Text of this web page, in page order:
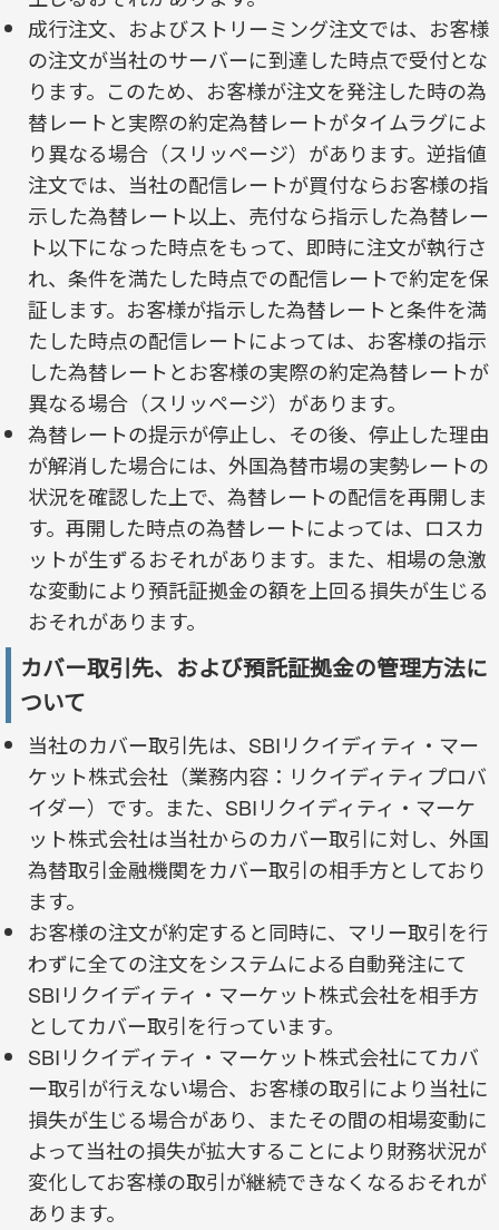
成行注文、およびストリーミング注文では、お客様
の注文が当社のサーバーに到達した時点で受付とな
ります。このため、お客様が注文を発注した時の為
替レートと実際の約定為替レートがタイムラグによ
り異なる場合（スリッページ）があります。逆指値
注文では、当社の配信レートが買付ならお客様の指
示した為替レート以上、売付なら指示した為替レー
ト以下になった時点をもって、即時に注文が執行さ
れ、条件を満たした時点での配信レートで約定を保
証します。お客様が指示した為替レートと条件を満
たした時点の配信レートによっては、お客様の指示
した為替レートとお客様の実際の約定為替レートが
異なる場合（スリッページ）があります。
為替レートの提示が停止し、その後、停止した理由
が解消した場合には、外国為替市場の実勢レートの
状況を確認した上で、為替レートの配信を再開しま
す。再開した時点の為替レートによっては、ロスカ
ットが生ずるおそれがあります。また、相場の急激
な変動により預託証拠金の額を上回る損失が生じる
おそれがあります。
カバー取引先、および預託証拠金の管理方法に
ついて
当社のカバー取引先は、SBIリクイディティ・マー
ケット株式会社（業務内容：リクイディティプロバ
イダー）です。また、SBIリクイディティ・マーケ
ット株式会社は当社からのカバー取引に対し、外国
為替取引金融機関をカバー取引の相手方としており
ます。
お客様の注文が約定すると同時に、マリー取引を行
わずに全ての注文をシステムによる自動発注にて
SBIリクイディティ・マーケット株式会社を相手方
としてカバー取引を行っています。
SBIリクイディティ・マーケット株式会社にてカバ
ー取引が行えない場合、お客様の取引により当社に
損失が生じる場合があり、またその間の相場変動に
よって当社の損失が拡大することにより財務状況が
変化してお客様の取引が継続できなくなるおそれが
あります。